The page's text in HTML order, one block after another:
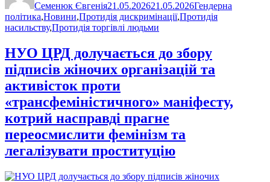
Семенюк Євгенія21.05.202621.05.2026Гендерна
політика,Новини,Протидія дискримінації,Протидія
насильству,Протидія торгівлі людьми
НУО ЦРД долучається до збору
підписів жіночих організацій та
активісток проти
«трансфеміністичного» маніфесту,
котрий насправді прагне
переосмислити фемінізм та
легалізувати проституцію